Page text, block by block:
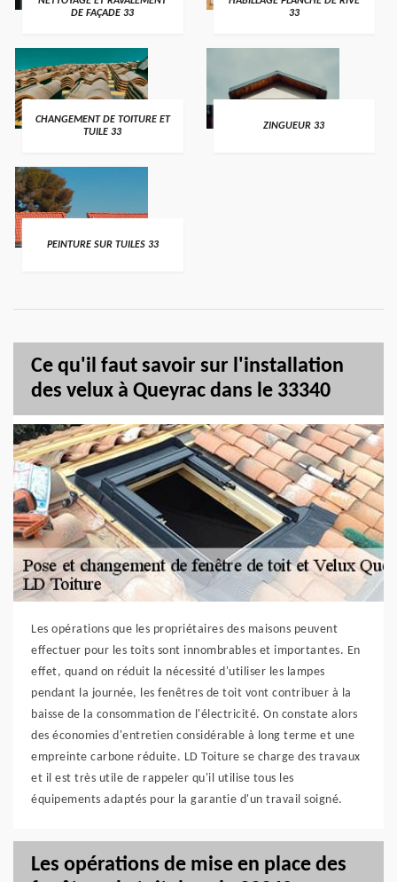
DE FAÇADE 33
33
CHANGEMENT DE TOITURE ET
TUILE 33
ZINGUEUR 33
PEINTURE SUR TUILES 33
Ce qu'il faut savoir sur l'installation
des velux à Queyrac dans le 33340
Les opérations que les propriétaires des maisons peuvent
effectuer pour les toits sont innombrables et importantes. En
effet, quand on réduit la nécessité d'utiliser les lampes
pendant la journée, les fenêtres de toit vont contribuer à la
baisse de la consommation de l'électricité. On constate alors
des économies d'entretien considérable à long terme et une
empreinte carbone réduite. LD Toiture se charge des travaux
et il est très utile de rappeler qu'il utilise tous les
équipements adaptés pour la garantie d'un travail soigné.
Les opérations de mise en place des